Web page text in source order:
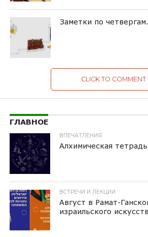
Заметки по
CLICK TO COMMENT
ГЛАВНОЕ
ВПЕЧАТЛЕНИЯ
Алхимическая
ВСТРЕЧИ И ЛЕКЦИИ
Август в Рамат-
израильского